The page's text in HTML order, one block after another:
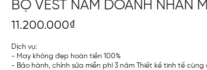
BỘ VEST NAM DOANH NHÂN
11.200.000₫
Dịch vụ:
- May không đẹp hoàn tiền 100%
- Bảo hành, chỉnh sửa miễn phí 3 năm Thiết kế tinh tế